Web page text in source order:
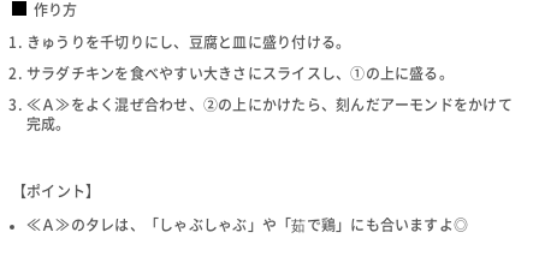
作り方
きゅうりを千切りにし、豆腐と皿に盛り付ける。
サラダチキンを食べやすい大きさにスライスし、①の上に盛る。
≪Ａ≫をよく混ぜ合わせ、②の上にかけたら、刻んだアーモンドをかけて
完成。
【ポイント】
≪Ａ≫のタレは、「しゃぶしゃぶ」や「茹で鶏」にも合いますよ◎